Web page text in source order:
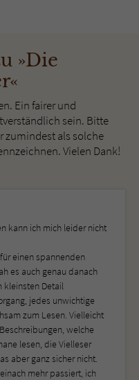
»Die
Ein fairer und
sein. Bitte
zumindest als solche
Vielen Dank!
kann ich mich leider nicht
einen spannenden
es auch genau danach
kleinsten Detail
jedes unwichtige
zum Lesen. Vielleicht
welche
lesen, die Vielleser
aber ganz sicher nicht.
mehr passiert, ich